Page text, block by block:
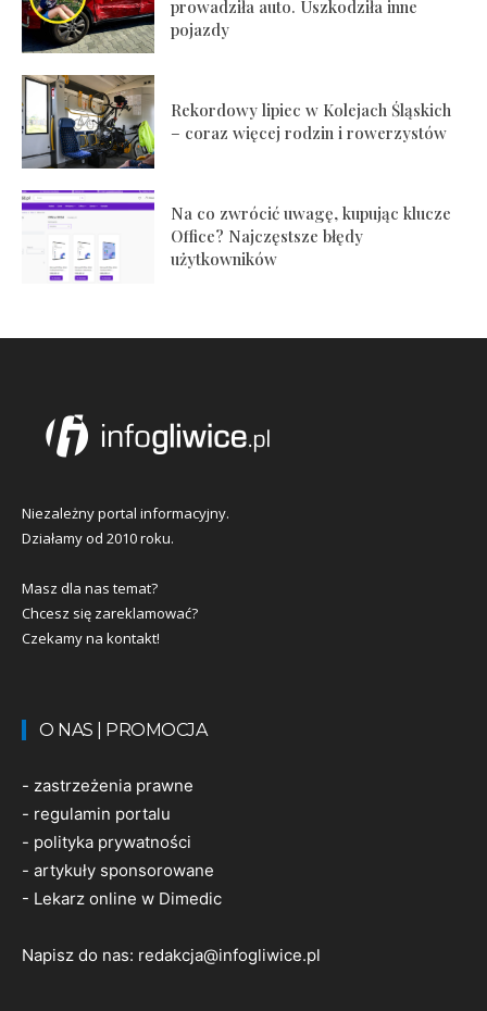
prowadziła auto. Uszkodziła inne
pojazdy
Rekordowy lipiec w Kolejach Śląskich
– coraz więcej rodzin i rowerzystów
Na co zwrócić uwagę, kupując klucze
Office? Najczęstsze błędy
użytkowników
Niezależny portal informacyjny.
Działamy od 2010 roku.
Masz dla nas temat?
Chcesz się zareklamować?
Czekamy na kontakt!
O NAS | PROMOCJA
- zastrzeżenia prawne
- regulamin portalu
- polityka prywatności
- artykuły sponsorowane
- Lekarz online w Dimedic
Napisz do nas: redakcja@infogliwice.pl